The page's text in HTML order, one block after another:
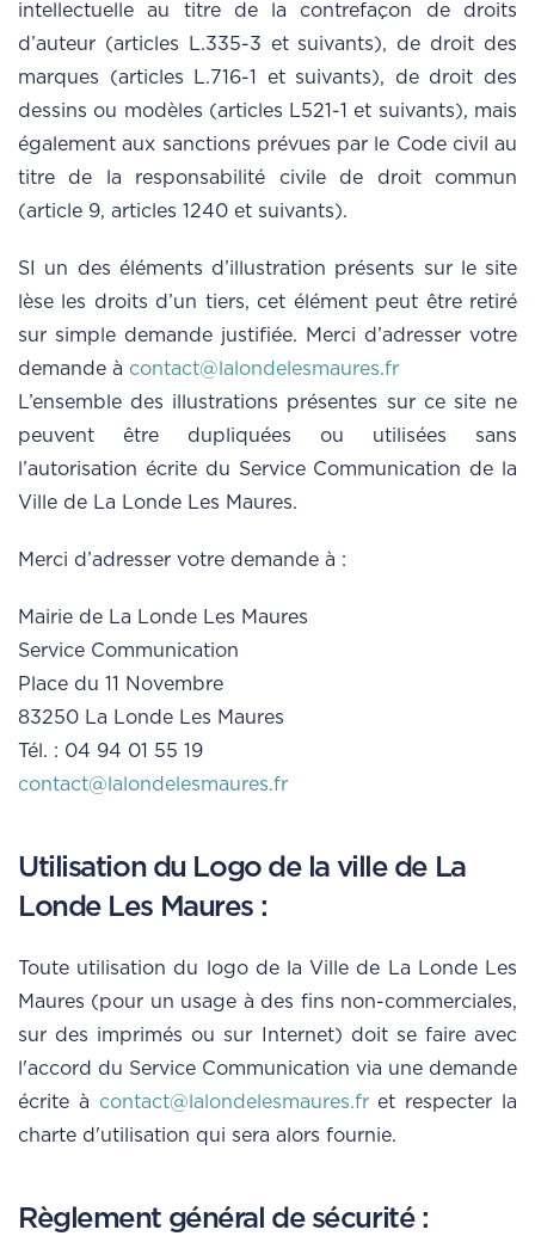
intellectuelle au titre de la contrefaçon de droits
d’auteur (articles L.335-3 et suivants), de droit des
marques (articles L.716-1 et suivants), de droit des
dessins ou modèles (articles L521-1 et suivants), mais
également aux sanctions prévues par le Code civil au
titre de la responsabilité civile de droit commun
(article 9, articles 1240 et suivants).
SI un des éléments d’illustration présents sur le site
lèse les droits d’un tiers, cet élément peut être retiré
sur simple demande justifiée. Merci d’adresser votre
demande à contact@lalondelesmaures.fr
L’ensemble des illustrations présentes sur ce site ne
peuvent être dupliquées ou utilisées sans
l’autorisation écrite du Service Communication de la
Ville de La Londe Les Maures.
Merci d’adresser votre demande à :
Mairie de La Londe Les Maures
Service Communication
Place du 11 Novembre
83250 La Londe Les Maures
Tél. : 04 94 01 55 19
contact@lalondelesmaures.fr
Utilisation du Logo de la ville de La
Londe Les Maures :
Toute utilisation du logo de la Ville de La Londe Les
Maures (pour un usage à des fins non-commerciales,
sur des imprimés ou sur Internet) doit se faire avec
l'accord du Service Communication via une demande
écrite à contact@lalondelesmaures.fret respecter la
charte d'utilisation qui sera alors fournie.
Règlement général de sécurité :